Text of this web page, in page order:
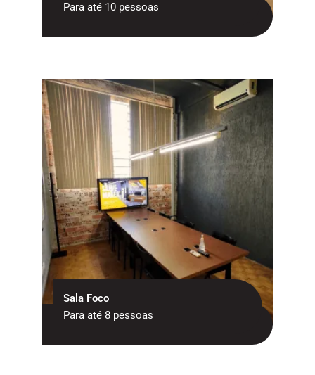
Para até 10 pessoas
Sala Foco
Para até 8 pessoas